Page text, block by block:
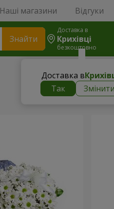
Наші магазини Відгуки
Знайти
Доставка в
Крихівці
безкоштовно
Доставка в
Так
Змінити